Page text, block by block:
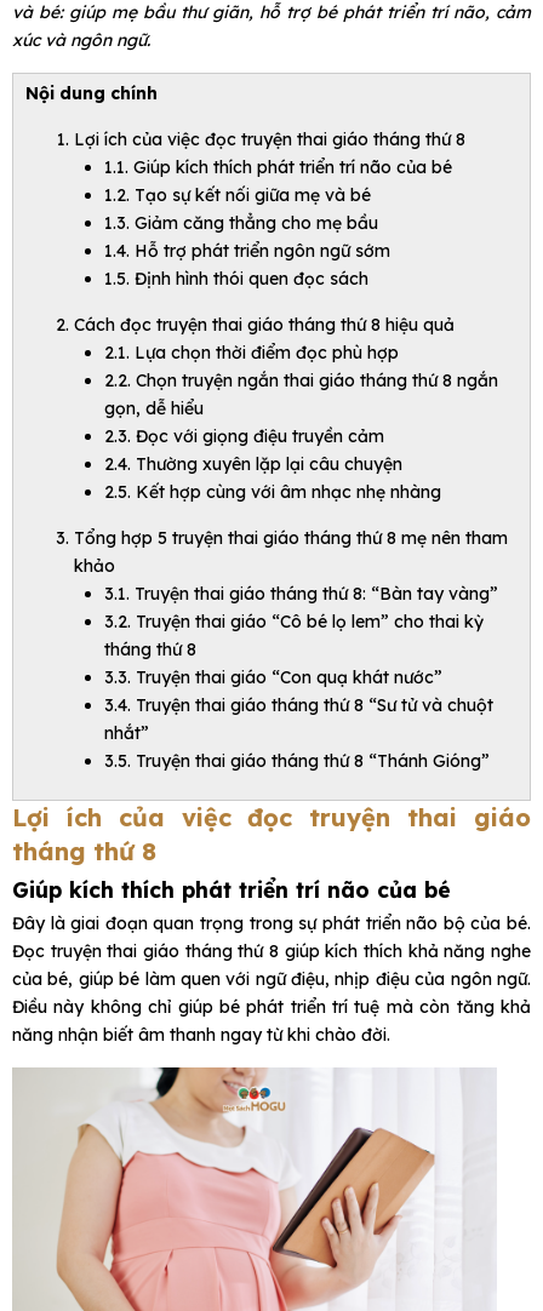
và bé: giúp mẹ bầu thư giãn, hỗ trợ bé phát triển trí não, cảm
xúc và ngôn ngữ.
Nội dung chính
Lợi ích của việc đọc truyện thai giáo tháng thứ 8
1.1. Giúp kích thích phát triển trí não của bé
1.2. Tạo sự kết nối giữa mẹ và bé
1.3. Giảm căng thẳng cho mẹ bầu
1.4. Hỗ trợ phát triển ngôn ngữ sớm
1.5. Định hình thói quen đọc sách
Cách đọc truyện thai giáo tháng thứ 8 hiệu quả
2.1. Lựa chọn thời điểm đọc phù hợp
2.2. Chọn truyện ngắn thai giáo tháng thứ 8 ngắn
gọn, dễ hiểu
2.3. Đọc với giọng điệu truyền cảm
2.4. Thường xuyên lặp lại câu chuyện
2.5. Kết hợp cùng với âm nhạc nhẹ nhàng
Tổng hợp 5 truyện thai giáo tháng thứ 8 mẹ nên tham
khảo
3.1. Truyện thai giáo tháng thứ 8: “Bàn tay vàng”
3.2. Truyện thai giáo “Cô bé lọ lem” cho thai kỳ
tháng thứ 8
3.3. Truyện thai giáo “Con quạ khát nước”
3.4. Truyện thai giáo tháng thứ 8 “Sư tử và chuột
nhắt”
3.5. Truyện thai giáo tháng thứ 8 “Thánh Gióng”
Lợi ích của việc đọc truyện thai giáo
tháng thứ 8
Giúp kích thích phát triển trí não của bé
Đây là giai đoạn quan trọng trong sự phát triển não bộ của bé.
Đọc truyện thai giáo tháng thứ 8 giúp kích thích khả năng nghe
của bé, giúp bé làm quen với ngữ điệu, nhịp điệu của ngôn ngữ.
Điều này không chỉ giúp bé phát triển trí tuệ mà còn tăng khả
năng nhận biết âm thanh ngay từ khi chào đời.